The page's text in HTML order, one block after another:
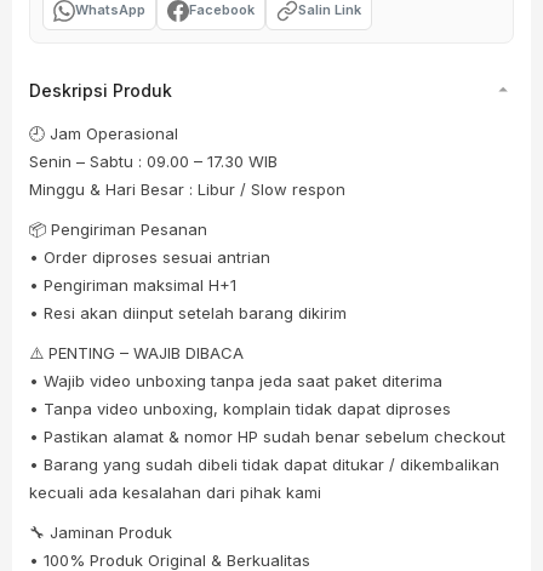
WhatsApp Facebook Salin Link
Deskripsi Produk
🕘 Jam Operasional
Senin – Sabtu : 09.00 – 17.30 WIB
Minggu & Hari Besar : Libur / Slow respon
📦 Pengiriman Pesanan
• Order diproses sesuai antrian
• Pengiriman maksimal H+1
• Resi akan diinput setelah barang dikirim
⚠️ PENTING – WAJIB DIBACA
• Wajib video unboxing tanpa jeda saat paket diterima
• Tanpa video unboxing, komplain tidak dapat diproses
• Pastikan alamat & nomor HP sudah benar sebelum checkout
• Barang yang sudah dibeli tidak dapat ditukar / dikembalikan
kecuali ada kesalahan dari pihak kami
🔧 Jaminan Produk
• 100% Produk Original & Berkualitas